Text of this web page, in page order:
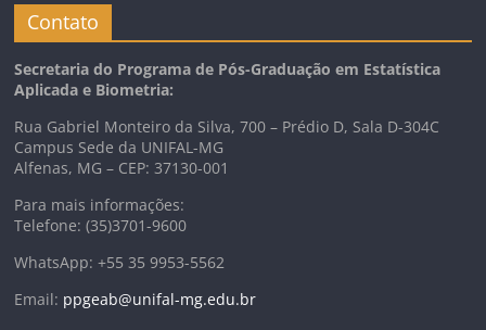
Contato
Secretaria do Programa de Pós-Graduação em Estatística
Aplicada e Biometria:
Rua Gabriel Monteiro da Silva, 700 – Prédio D, Sala D-304C
Campus Sede da UNIFAL-MG
Alfenas, MG – CEP: 37130-001
Para mais informações:
Telefone: (35)3701-9600
WhatsApp: +55 35 9953-5562
Email: ppgeab@unifal-mg.edu.br